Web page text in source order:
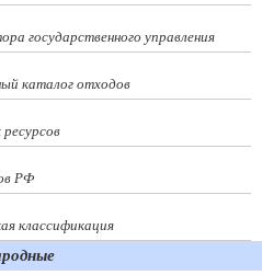
государственного управления
каталог отходов
РФ
классификация